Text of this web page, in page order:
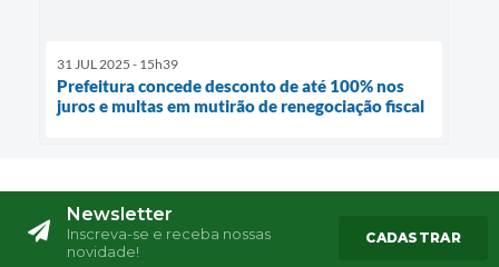
31 JUL 2025 - 15h39
Prefeitura concede desconto de até 100% nos
juros e multas em mutirão de renegociação fiscal
Newsletter
Inscreva-se e receba nossas
novidade!
CADASTRAR